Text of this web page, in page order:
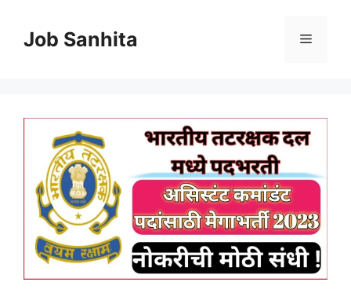
contentJob Sanhita Menu